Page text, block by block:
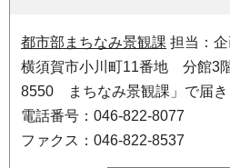
都市部まちなみ景観課 担当：
横須賀市小川町11番地 分館3
8550 まちなみ景観課」で届き
電話番号：046-822-8077
ファクス：046-822-8537